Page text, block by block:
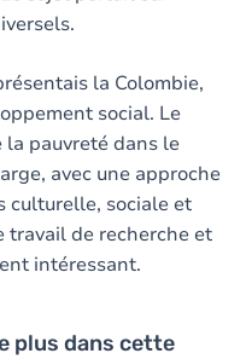
la Colombie,
social. Le
la pauvreté dans le
avec une approche
culturelle, sociale et
travail de recherche et
intéressant.
plus dans cette